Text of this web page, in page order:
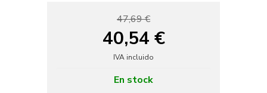
47,69 €
40,54 €
IVA incluido
En stock